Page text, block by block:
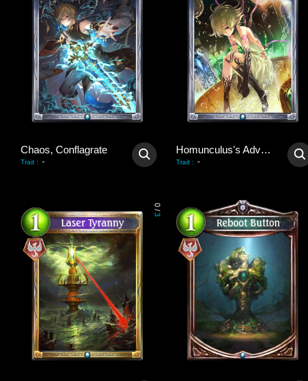
Chaos, Conflagrate
Trait : -
Homunculus's Advent
Trait : -
0
/
3